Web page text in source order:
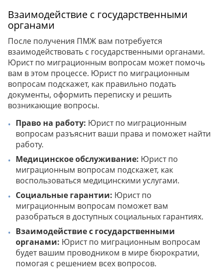
Взаимодействие с государственными
органами
После получения ПМЖ вам потребуется
взаимодействовать с государственными органами.
Юрист по миграционным вопросам может помочь
вам в этом процессе. Юрист по миграционным
вопросам подскажет, как правильно подать
документы, оформить переписку и решить
возникающие вопросы.
Право на работу: Юрист по миграционным
вопросам разъяснит ваши права и поможет найти
работу.
Медицинское обслуживание: Юрист по
миграционным вопросам подскажет, как
воспользоваться медицинскими услугами.
Социальные гарантии: Юрист по
миграционным вопросам поможет вам
разобраться в доступных социальных гарантиях.
Взаимодействие с государственными
органами: Юрист по миграционным вопросам
будет вашим проводником в мире бюрократии,
помогая с решением всех вопросов.